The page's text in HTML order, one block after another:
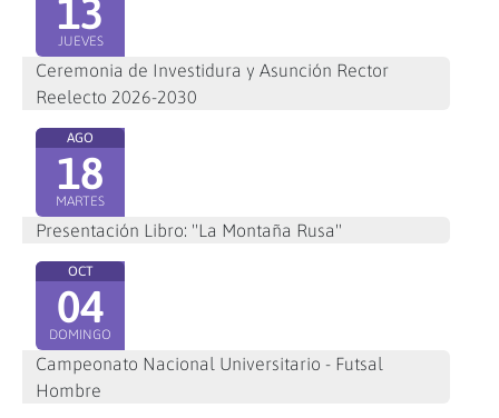
13
JUEVES
Ceremonia de Investidura y Asunción Rector
Reelecto 2026-2030
AGO
18
MARTES
Presentación Libro: "La Montaña Rusa"
OCT
04
DOMINGO
Campeonato Nacional Universitario - Futsal
Hombre